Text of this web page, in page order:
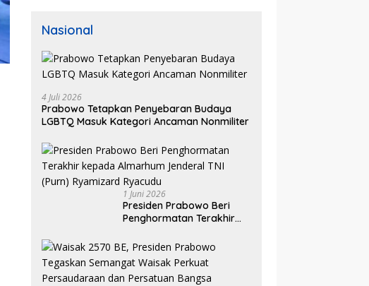
Nasional
4 Juli 2026
Prabowo Tetapkan Penyebaran Budaya
LGBTQ Masuk Kategori Ancaman Nonmiliter
1 Juni 2026
Presiden Prabowo Beri
Penghormatan Terakhir
Jenderal TNI (Purn)
Ryamizard Ryacudu